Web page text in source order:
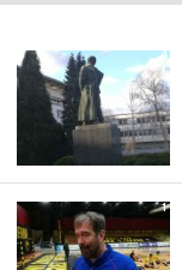
4
1